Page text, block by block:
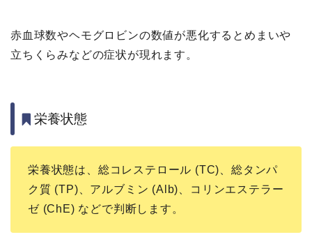
赤血球数やヘモグロビンの数値が悪化するとめまいや
立ちくらみなどの症状が現れます。
栄養状態
栄養状態は、総コレステロール (TC)、総タンパ
ク質 (TP)、アルブミン (Alb)、コリンエステラー
ゼ (ChE) などで判断します。